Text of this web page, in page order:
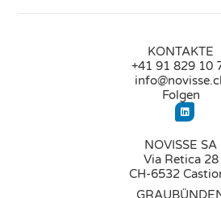
KONTAKTE
+41 91 829 10
Folgen
NOVISSE SA
Via Retica 28
CH-6532